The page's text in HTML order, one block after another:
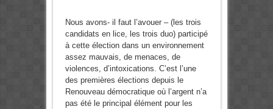
Nous avons- il faut l’avouer – (les trois
candidats en lice, les trois duo) participé
à cette élection dans un environnement
assez mauvais, de menaces, de
violences, d’intoxications. C’est l’une
des premières élections depuis le
Renouveau démocratique où l’argent n’a
pas été le principal élément pour les